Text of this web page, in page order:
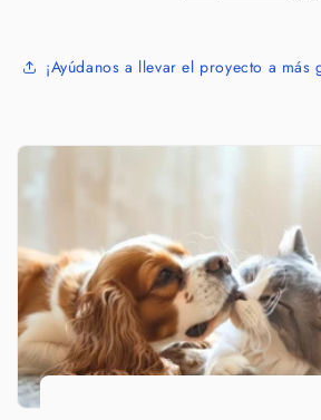
¡Ayúdanos a llevar el proyecto a más